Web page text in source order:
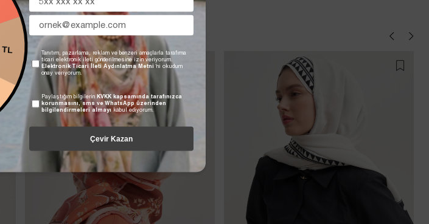
Tanıtım, pazarlama, reklam ve benzeri amaçlarla tarafıma
ticari elektronik ileti gönderilmesine izin veriyorum.
Elektronik Ticari İleti Aydınlatma Metni 'ni okudum
onay veriyorum.
Paylaştığım bilgilerin
KVKK kapsamında tarafınızca
korunmasını, sms ve WhatsApp üzerinden
bilgilendirmeleri almayı
kabul ediyorum.
Çevir Kazan